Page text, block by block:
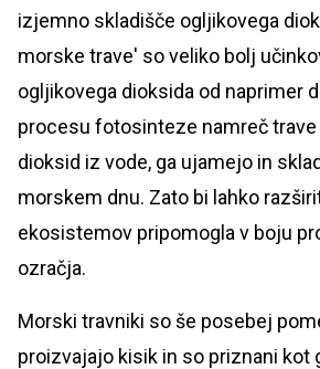
izjemno skladišče ogljikovega
morske trave' so veliko bolj
ogljikovega dioksida od naprimer
procesu fotosinteze namreč
dioksid iz vode, ga ujamejo in
morskem dnu. Zato bi lahko
ekosistemov pripomogla v boju
ozračja.
Morski travniki so še posebej
proizvajajo kisik in so priznani kot